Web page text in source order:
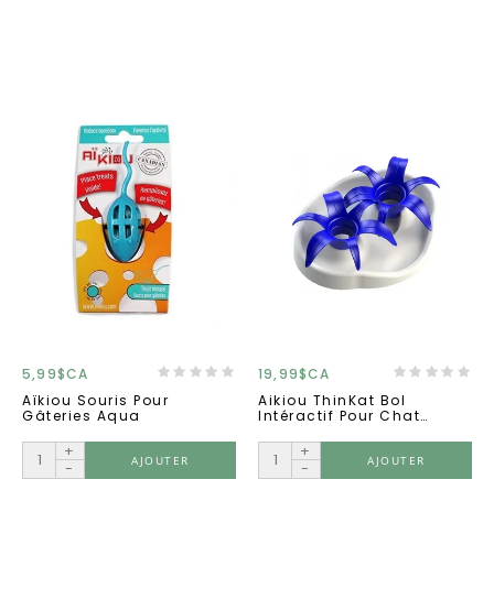
5,99$CA
Aïkiou Souris Pour
Gâteries Aqua
+
-
AJOUTER
19,99$CA
Aikiou ThinKat Bol
Intéractif Pour Chat
+
-
AJOUTER